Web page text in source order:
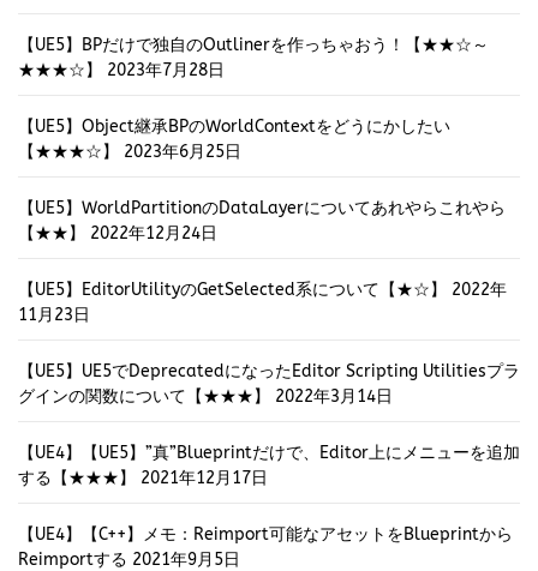
【UE5】BPだけで独自のOutlinerを作っちゃおう！【★★☆～
★★★☆】
2023年7月28日
【UE5】Object継承BPのWorldContextをどうにかしたい
【★★★☆】
2023年6月25日
【UE5】WorldPartitionのDataLayerについてあれやらこれやら
【★★】
2022年12月24日
【UE5】EditorUtilityのGetSelected系について【★☆】
2022年
11月23日
【UE5】UE5でDeprecatedになったEditor Scripting Utilitiesプラ
グインの関数について【★★★】
2022年3月14日
【UE4】【UE5】”真”Blueprintだけで、Editor上にメニューを追加
する【★★★】
2021年12月17日
【UE4】【C++】メモ：Reimport可能なアセットをBlueprintから
Reimportする 2021年9月5日